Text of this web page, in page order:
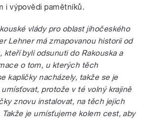
i výpovědi pamětníků.
vlády pro oblast jihočeského
Lehner má zmapovanou historii od
kteří byli odsunuti do Rakouska a
o tom, u kterých těch
kapličky nacházely, takže se je
protože v té volný krajině
znovu instalovat, na těch jejich
je umísťujeme kolem cest, aby